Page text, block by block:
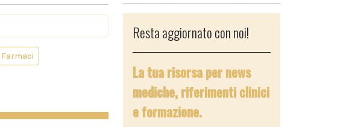
Farmaci
Resta aggiornato con noi!
La tua risorsa per news
mediche, riferimenti clinici
e formazione.